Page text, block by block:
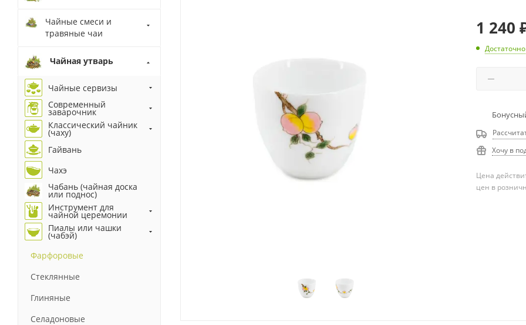
1 240
Достаточно
Хочу в
Цена
цен в
Чайные смеси и
травяные чаи
Чайная утварь
Чайные сервизы
Современный
заварочник
Классический чайник
(чаху)
Гайвань
Чахэ
Чабань (чайная доска
или поднос)
Инструмент для
чайной церемонии
Пиалы или чашки
(чабэй)
Фарфоровые
Стеклянные
Глиняные
Селадоновые